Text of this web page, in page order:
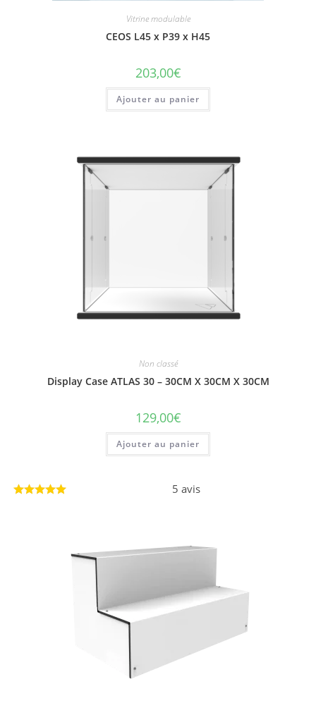
Vitrine modulable
CEOS L45 x P39 x H45
203,00€
Ajouter au panier
Non classé
Display Case ATLAS 30 – 30CM X 30CM X 30CM
129,00€
Ajouter au panier
5 avis